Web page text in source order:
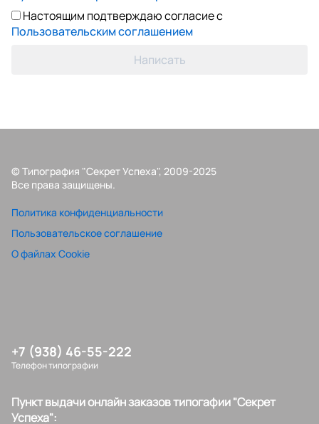
Настоящим подтверждаю согласие с
Пользовательским соглашением
Написать
© Типография "Секрет Успеха", 2009-2025
Все права защищены.
Политика конфиденциальности
Пользовательское соглашение
О файлах Cookie
+7 (938) 46-55-222
Телефон типографии
Пункт выдачи онлайн заказов типогафии "Секрет
Успеха":